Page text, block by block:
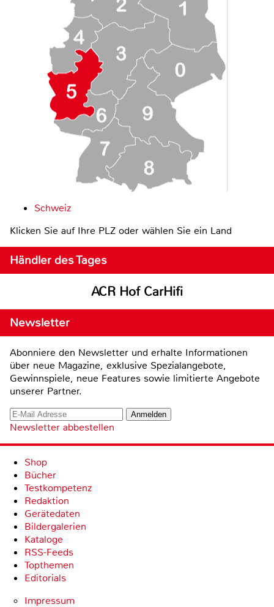
Schweiz
Klicken Sie auf Ihre PLZ oder wählen Sie ein Land
Händler des Tages
ACR Hof CarHifi
Newsletter
Abonniere den Newsletter und erhalte Informationen
über neue Magazine, exklusive Spezialangebote,
Gewinnspiele, neue Features sowie limitierte Angebote
unserer Partner.
Newsletter abbestellen
Shop
Bücher
Testkompetenz
Redaktion
Gerätedaten
Bildergalerien
Kataloge
RSS-Feeds
Topthemen
Editorials
Impressum